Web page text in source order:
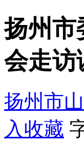
扬州市
会走访
扬州市
入收藏